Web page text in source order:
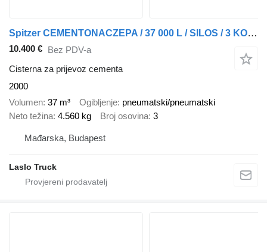
Spitzer CEMENTONACZEPA / 37 000 L / SILOS / 3 KOMORY / OSIE SAF / ALUFEL
10.400 € Bez PDV-a
Cisterna za prijevoz cementa
2000
Volumen 37 m³ Ogibljenje pneumatski/pneumatski
Neto težina 4.560 kg Broj osovina 3
Mađarska, Budapest
Laslo Truck